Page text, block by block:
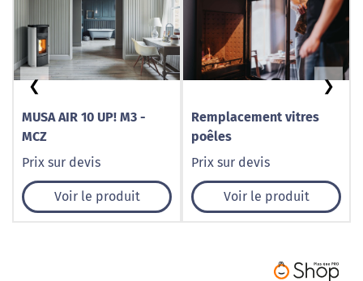
MUSA AIR 10 UP! M3 -
MCZ
Prix sur devis
Voir le produit
Remplacement vitres
poêles
Prix sur devis
Voir le produit
❮ ❯